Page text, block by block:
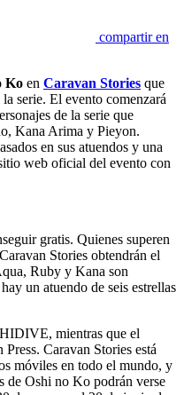
compartir en
Ko en Caravan Stories que
serie. El evento comenzará
de la serie que
Kana Arima y Pieyon.
en sus atuendos y una
web oficial del evento con
gratis. Quienes superen
Stories obtendrán el
Ruby y Kana son
un atuendo de seis estrellas
mientras que el
Caravan Stories está
móviles en todo el mundo, y
de Oshi no Ko podrán verse